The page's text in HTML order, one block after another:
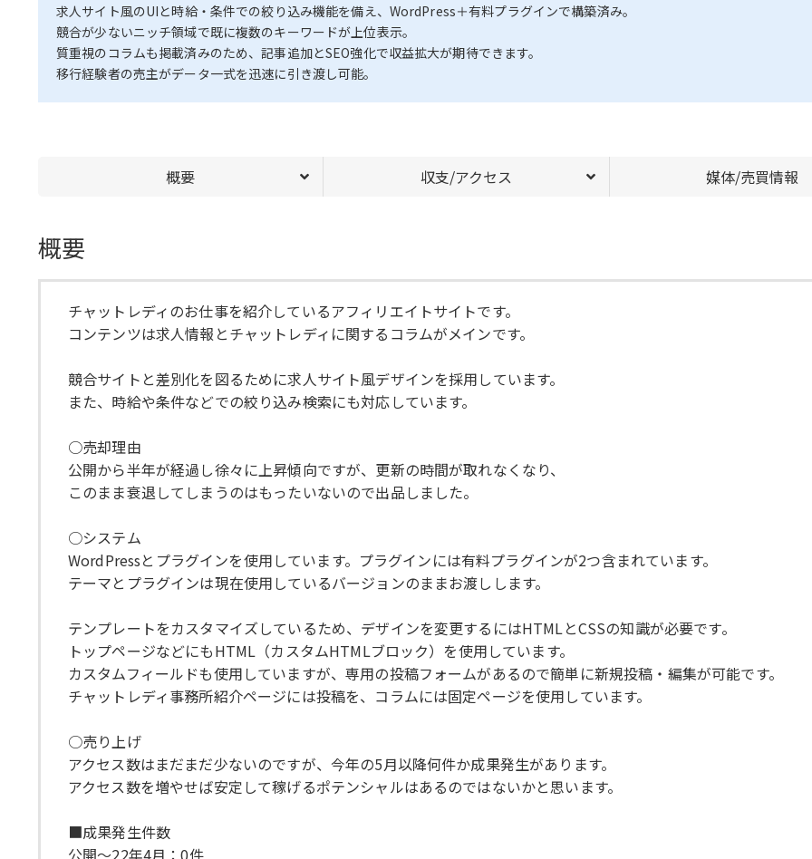
求人サイト風のUIと時給・条件での絞り込み機能を備え、WordPress＋有料プラグインで構築済み。
競合が少ないニッチ領域で既に複数のキーワードが上位表示。
質重視のコラムも掲載済みのため、記事追加とSEO強化で収益拡大が期待できます。
移行経験者の売主がデータ一式を迅速に引き渡し可能。
概要 収支/アクセス 媒体/売買情報
概要
チャットレディのお仕事を紹介しているアフィリエイトサイトです。
コンテンツは求人情報とチャットレディに関するコラムがメインです。
競合サイトと差別化を図るために求人サイト風デザインを採用しています。
また、時給や条件などでの絞り込み検索にも対応しています。
○売却理由
公開から半年が経過し徐々に上昇傾向ですが、更新の時間が取れなくなり、
このまま衰退してしまうのはもったいないので出品しました。
○システム
WordPressとプラグインを使用しています。プラグインには有料プラグインが2つ含まれています。
テーマとプラグインは現在使用しているバージョンのままお渡しします。
テンプレートをカスタマイズしているため、デザインを変更するにはHTMLとCSSの知識が必要です。
トップページなどにもHTML（カスタムHTMLブロック）を使用しています。
カスタムフィールドも使用していますが、専用の投稿フォームがあるので簡単に新規投稿・編集が可能です。
チャットレディ事務所紹介ページには投稿を、コラムには固定ページを使用しています。
○売り上げ
アクセス数はまだまだ少ないのですが、今年の5月以降何件か成果発生があります。
アクセス数を増やせば安定して稼げるポテンシャルはあるのではないかと思います。
■成果発生件数
公開～22年4月：0件